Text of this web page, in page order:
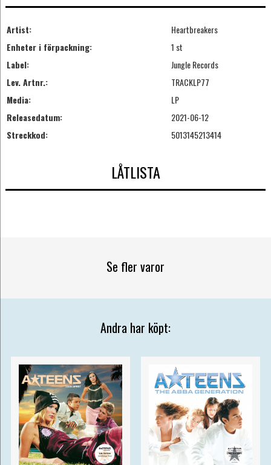
Artist:
Heartbreakers
Enheter i förpackning:
1 st
Label:
Jungle Records
Lev. Artnr.:
TRACKLP77
Media:
LP
Releasedatum:
2021-06-12
Streckkod:
5013145213414
LÅTLISTA
Se fler varor
Andra har köpt: